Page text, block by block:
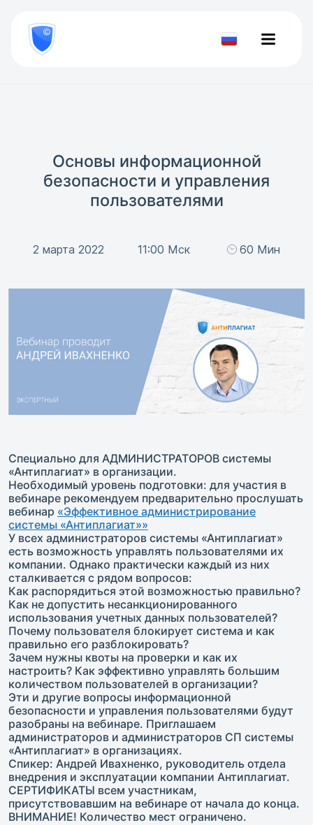
800
777-
81-Проверить
Основы информационной
безопасности и управления
пользователями
2 марта 2022 11:00 Мск 60 Мин
Специально для АДМИНИСТРАТОРОВ системы
«Антиплагиат» в организации.
Необходимый уровень подготовки: для участия в
вебинаре рекомендуем предварительно прослушать
вебинар «Эффективное администрирование
системы «Антиплагиат»»
У всех администраторов системы «Антиплагиат»
есть возможность управлять пользователями их
компании. Однако практически каждый из них
сталкивается с рядом вопросов:
Как распорядиться этой возможностью правильно?
Как не допустить несанкционированного
использования учетных данных пользователей?
Почему пользователя блокирует система и как
правильно его разблокировать?
Зачем нужны квоты на проверки и как их
настроить? Как эффективно управлять большим
количеством пользователей в организации?
Эти и другие вопросы информационной
безопасности и управления пользователями будут
разобраны на вебинаре. Приглашаем
администраторов и администраторов СП системы
«Антиплагиат» в организациях.
Спикер: Андрей Ивахненко, руководитель отдела
внедрения и эксплуатации компании Антиплагиат.
СЕРТИФИКАТЫ всем участникам,
присутствовавшим на вебинаре от начала до конца.
ВНИМАНИЕ! Количество мест ограничено.